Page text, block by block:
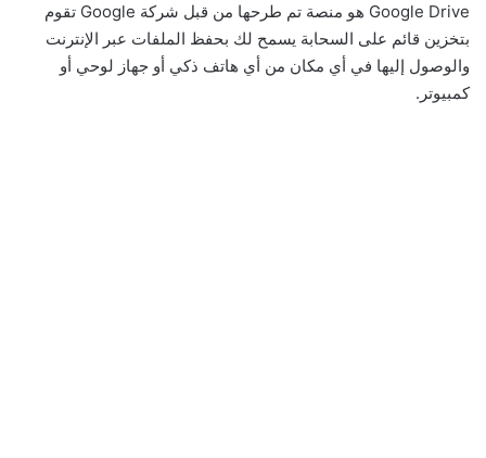
Google Drive هو منصة تم طرحها من قبل شركة Google تقوم
بتخزين قائم على السحابة يسمح لك بحفظ الملفات عبر الإنترنت
والوصول إليها في أي مكان من أي هاتف ذكي أو جهاز لوحي أو
كمبيوتر.